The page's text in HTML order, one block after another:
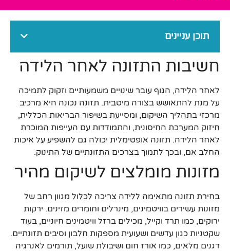
תוכן עניינים
חשיבות התזונה לאחר הלידה
לאחר הלידה, הגוף עובר שינויים משמעותיים וזקוק לתמיכה
על מנת להתאושש בצורה מיטבית. תזונה נכונה היא מרכיב
מרכזי בתהליך השיקום, ומסייעת בשיפור הבריאות הכללית,
חיזוק המערכת החיסונית, והתמודדות עם העייפות המוכרת
לאחר הלידה. תזונה אופטימלית יכולה גם להשפיע על איכות
החלב אם, ובכך לתמוך בצרכים התזונתיים של התינוק.
מזונות מומלצים לשיקום מהיר
בחירת תזונה מתאימה ללידה צריכה לכלול מגוון רחב של
מזונות עשירים בוויטמינים, מינרלים וחומרים מזינים. ירקות
ירוקים, כמו תרד וקייל, מכילים ברזל וויטמינים חיוניים, בעוד
שקטניות כגון עדשים ושעועית מספקות חלבון וסיבים תזונתיים.
דגנים מלאים, כמו אורז חום ושיבולת שועל, תורמים לאנרגיה